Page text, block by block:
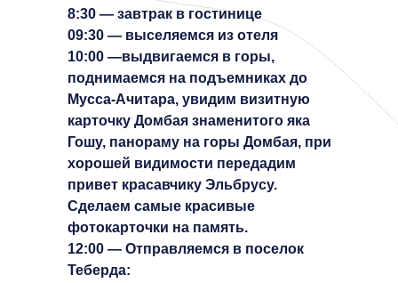
8:30 — завтрак в гостинице
09:30 — выселяемся из отеля
10:00 —выдвигаемся в горы,
поднимаемся на подъемниках до
Мусса-Ачитара, увидим визитную
карточку Домбая знаменитого яка
Гошу, панораму на горы Домбая, при
хорошей видимости передадим
привет красавчику Эльбрусу.
Сделаем самые красивые
фотокарточки на память.
12:00 — Отправляемся в поселок
Теберда: